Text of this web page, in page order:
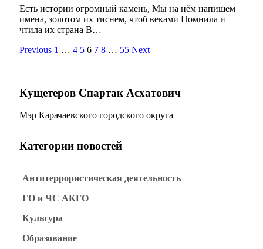
Есть истории огромный камень, Мы на нём напишем
имена, золотом их тиснем, чтоб веками Помнила и
чтила их страна В…
Previous 1 … 4 5 6 7 8 … 55 Next
Кущетеров Спартак Асхатович
Мэр Карачаевского городского округа
Категории новостей
Антитеррористическая деятельность
ГО и ЧС АКГО
Культура
Образование